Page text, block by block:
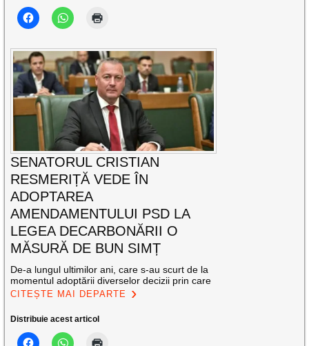
SENATORUL CRISTIAN
RESMERIȚĂ VEDE ÎN
ADOPTAREA
AMENDAMENTULUI PSD LA
LEGEA DECARBONĂRII O
MĂSURĂ DE BUN SIMȚ
De-a lungul ultimilor ani, care s-au scurt de la
momentul adoptării diverselor decizii prin care
CITEȘTE MAI DEPARTE
Distribuie acest articol